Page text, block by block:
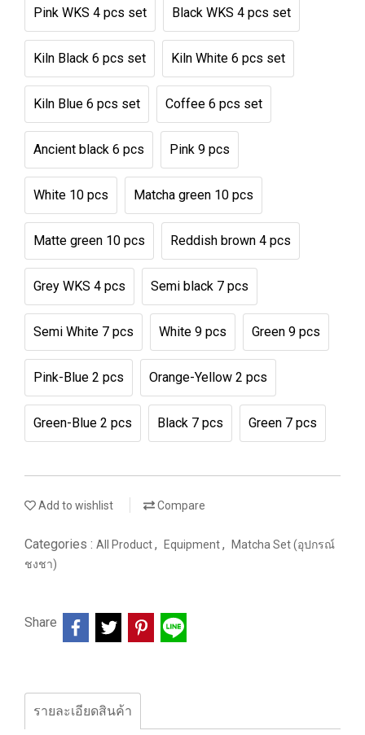
Pink WKS 4 pcs set Black WKS 4 pcs set
Kiln Black 6 pcs set Kiln White 6 pcs set
Kiln Blue 6 pcs set Coffee 6 pcs set
Ancient black 6 pcs Pink 9 pcs
White 10 pcs Matcha green 10 pcs
Matte green 10 pcs Reddish brown 4 pcs
Grey WKS 4 pcs Semi black 7 pcs
Semi White 7 pcs White 9 pcs Green 9 pcs
Pink-Blue 2 pcs Orange-Yellow 2 pcs
Green-Blue 2 pcs Black 7 pcs Green 7 pcs
Add to wishlist Compare
Categories : All Product, Equipment,
Matcha Set (อุปกรณ์
ชงชา)
Share
รายละเอียดสินค้า